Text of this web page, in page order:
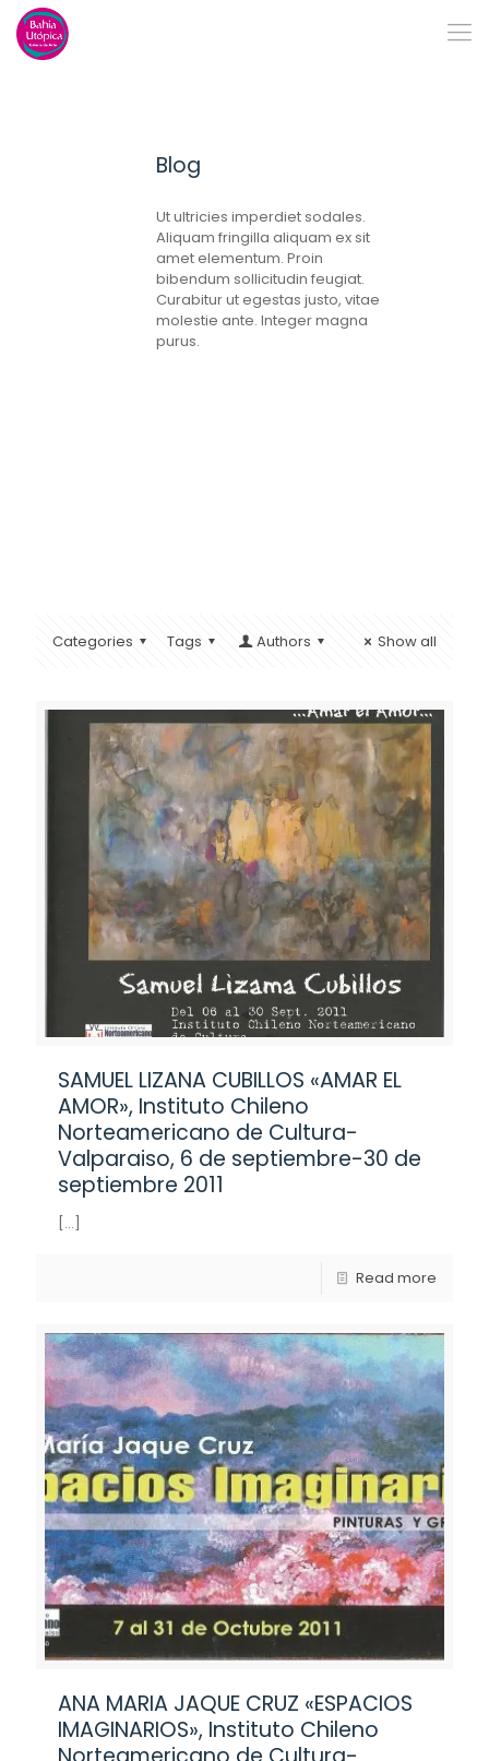
Blog
Ut ultricies imperdiet sodales.
Aliquam fringilla aliquam ex sit
amet elementum. Proin
bibendum sollicitudin feugiat.
Curabitur ut egestas justo, vitae
molestie ante. Integer magna
purus.
Categories Tags Authors Show all
SAMUEL LIZANA CUBILLOS «AMAR EL
AMOR», Instituto Chileno
Norteamericano de Cultura-
Valparaiso, 6 de septiembre-30 de
septiembre 2011
[…]
Read more
ANA MARIA JAQUE CRUZ «ESPACIOS
IMAGINARIOS», Instituto Chileno